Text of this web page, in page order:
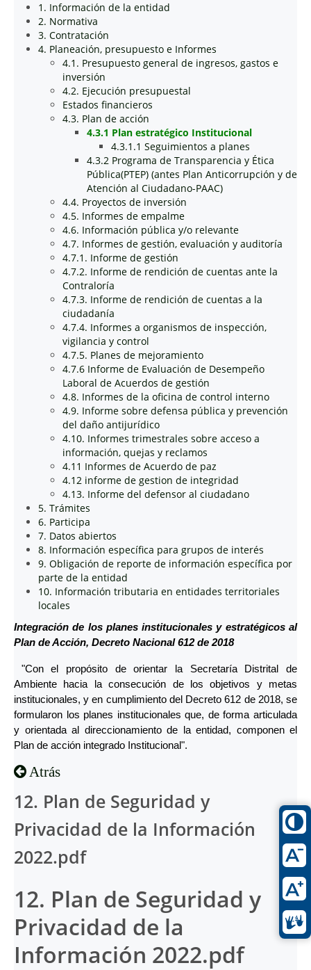
1. Información de la entidad
2. Normativa
3. Contratación
4. Planeación, presupuesto e Informes
4.1. Presupuesto general de ingresos, gastos e
inversión
4.2. Ejecución presupuestal
Estados financieros
4.3. Plan de acción
4.3.1 Plan estratégico Institucional
4.3.1.1 Seguimientos a planes
4.3.2 Programa de Transparencia y Ética
Pública(PTEP) (antes Plan Anticorrupción y de
Atención al Ciudadano-PAAC)
4.4. Proyectos de inversión
4.5. Informes de empalme
4.6. Información pública y/o relevante
4.7. Informes de gestión, evaluación y auditoría
4.7.1. Informe de gestión
4.7.2. Informe de rendición de cuentas ante la
Contraloría
4.7.3. Informe de rendición de cuentas a la
ciudadanía
4.7.4. Informes a organismos de inspección,
vigilancia y control
4.7.5. Planes de mejoramiento
4.7.6 Informe de Evaluación de Desempeño
Laboral de Acuerdos de gestión
4.8. Informes de la oficina de control interno
4.9. Informe sobre defensa pública y prevención
del daño antijurídico
4.10. Informes trimestrales sobre acceso a
información, quejas y reclamos
4.11 Informes de Acuerdo de paz
4.12 informe de gestion de integridad
4.13. Informe del defensor al ciudadano
5. Trámites
6. Participa
7. Datos abiertos
8. Información específica para grupos de interés
9. Obligación de reporte de información específica por
parte de la entidad
10. Información tributaria en entidades territoriales
locales
Integración de los planes institucionales y estratégicos al
Plan de Acción, Decreto Nacional 612 de 2018
"Con el propósito de orientar la Secretaría Distrital de
Ambiente hacia la consecución de los objetivos y metas
institucionales, y en cumplimiento del Decreto 612 de 2018, se
formularon los planes institucionales que, de forma articulada
y orientada al direccionamiento de la entidad, componen el
Plan de acción integrado Institucional".
Atrás
12. Plan de Seguridad y
Privacidad de la Información
2022.pdf
12. Plan de Seguridad y
Privacidad de la
Información 2022.pdf